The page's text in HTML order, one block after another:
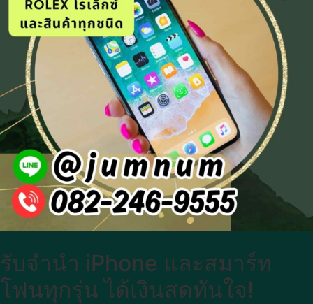
รับจำนำ iPhone และสมาร์ท
โฟนทุกรุ่น ได้เงินสดทันใจ!